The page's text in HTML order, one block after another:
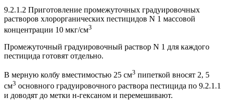
9.2.1.2 Приготовление промежуточных градуировочных
растворов хлорорганических пестицидов N 1 массовой
концентрации 10 мкг/см3
Промежуточный градуировочный раствор N 1 для каждого
пестицида готовят отдельно.
В мерную колбу вместимостью 25 см3 пипеткой вносят 2, 5
см3 основного градуировочного раствора пестицида по 9.2.1.1
и доводят до метки н-гексаном и перемешивают.